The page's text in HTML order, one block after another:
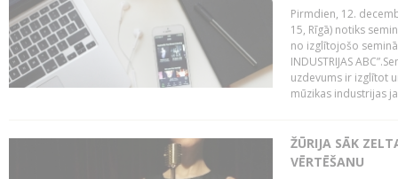
Pirmdien, 12.
15, Rīgā) notiks
no izglītojošo
INDUSTRIJAS
uzdevums ir izglītot
mūzikas industrijas
ŽŪRIJA SĀK
VĒRTĒŠANU